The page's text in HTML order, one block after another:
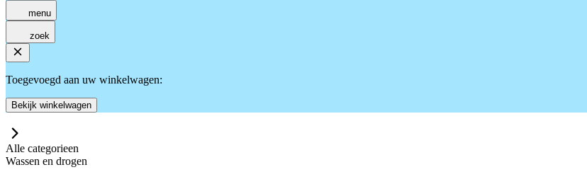
menu
zoek
Toegevoegd aan uw winkelwagen:
Bekijk winkelwagen
Alle categorieen
Wassen en drogen